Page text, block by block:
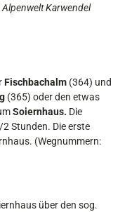
Karwendel
Fisch­bachalm (364) und
(365) oder den etwas
Soiernhaus. Die
Stunden. Die erste
(Wegnummern:
über den sog.